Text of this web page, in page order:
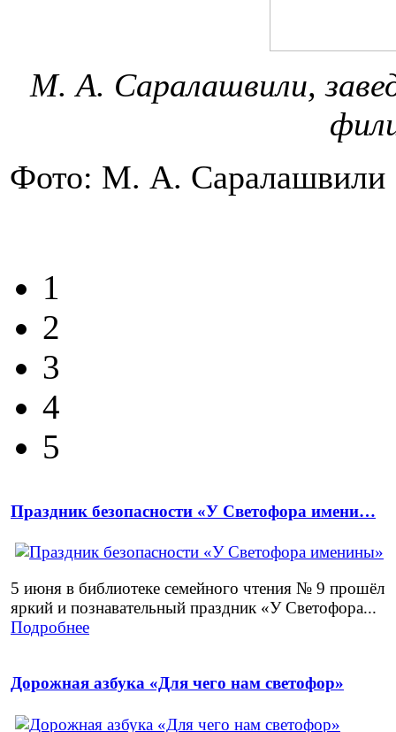
М. А. Саралашвили,
Фото: М. А. Саралашвили
1
2
3
4
5
Праздник безопасности «У Светофора имени…
5 июня в библиотеке семейного чтения № 9 прошёл
яркий и познавательный праздник «У Светофора...
Подробнее
Дорожная азбука «Для чего нам светофор»